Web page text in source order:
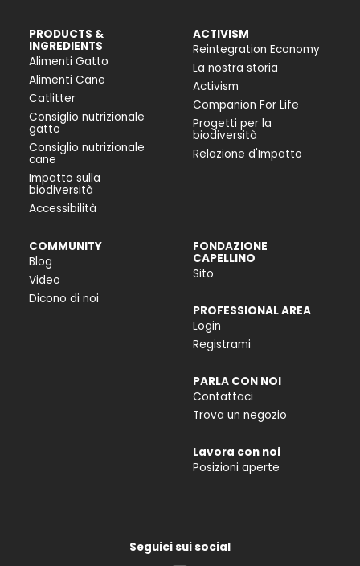
PRODUCTS &
INGREDIENTS
Alimenti Gatto
Alimenti Cane
Catlitter
Consiglio nutrizionale
gatto
Consiglio nutrizionale
cane
Impatto sulla
biodiversità
Accessibilità
ACTIVISM
Reintegration Economy
La nostra storia
Activism
Companion For Life
Progetti per la
biodiversità
Relazione d'Impatto
COMMUNITY
Blog
Video
Dicono di noi
FONDAZIONE
CAPELLINO
Sito
PROFESSIONAL AREA
Login
Registrami
PARLA CON NOI
Contattaci
Trova un negozio
Lavora con noi
Posizioni aperte
Seguici sui social